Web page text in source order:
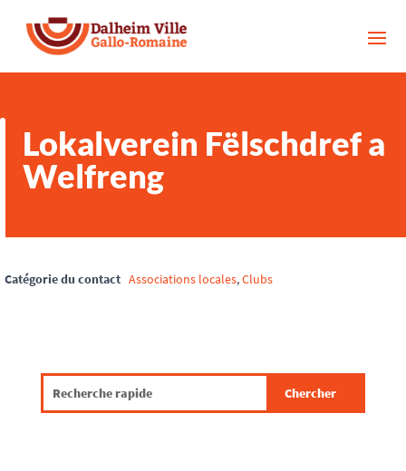
Lokalverein Fëlschdref a
Welfreng
Catégorie du contact Associations locales,Clubs